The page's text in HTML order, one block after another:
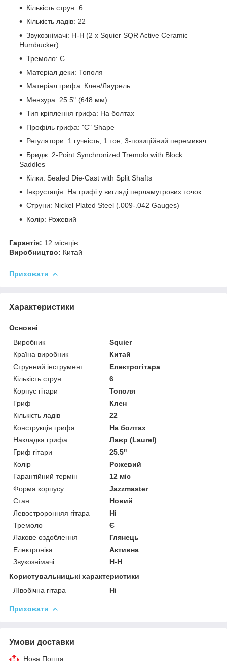
Кількість струн: 6
Кількість ладів: 22
Звукознімачі: H-H (2 x Squier SQR Active Ceramic
Humbucker)
Тремоло: Є
Матеріал деки: Тополя
Матеріал грифа: Клен/Лаурель
Мензура: 25.5" (648 мм)
Тип кріплення грифа: На болтах
Профіль грифа: "C" Shape
Регулятори: 1 гучність, 1 тон, 3-позиційний перемикач
Бридж: 2-Point Synchronized Tremolo with Block
Saddles
Кілки: Sealed Die-Cast with Split Shafts
Інкрустація: На грифі у вигляді перламутрових точок
Струни: Nickel Plated Steel (.009-.042 Gauges)
Колір: Рожевий
Гарантія: 12 місяців
Виробництво: Китай
Приховати
Характеристики
Основні
Виробник
Squier
Країна виробник
Китай
Струнний інструмент
Електрогітара
Кількість струн
6
Корпус гітари
Тополя
Гриф
Клен
Кількість ладів
22
Конструкція грифа
На болтах
Накладка грифа
Лавр (Laurel)
Гриф гітари
25.5"
Колір
Рожевий
Гарантійний термін
12 міс
Форма корпусу
Jazzmaster
Стан
Новий
Левостроронняя гітара
Ні
Тремоло
Є
Лакове оздоблення
Глянець
Електроніка
Активна
Звукознімачі
H-H
Користувальницькі характеристики
ЛІвобічна гітара
Ні
Приховати
Умови доставки
Нова Пошта